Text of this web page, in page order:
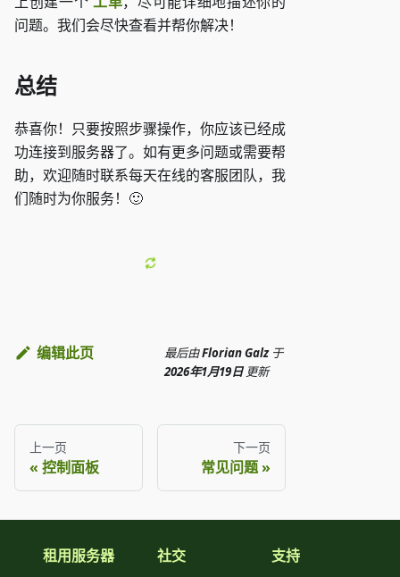
问题。我们会尽快查看并帮你解决！
总结
恭喜你！只要按照步骤操作，你应该已经成
功连接到服务器了。如有更多问题或需要帮
助，欢迎随时联系每天在线的客服团队，我
们随时为你服务！🙂
编辑此页 最后由Florian Galz 于
2026年1月19日 更新
上一页
控制面板
下一页
常见问题
租用服务器
社交
支持